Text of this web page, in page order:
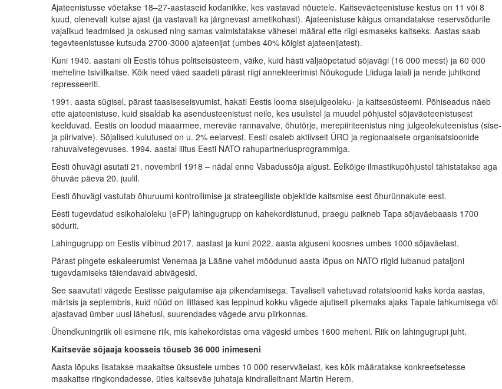
Ajateenistusse võetakse 18–27-aastaseid kodanikke, kes vastavad nõuetele. Kaitseväeteenistuse kestus on 11 või 8
kuud, olenevalt kutse ajast (ja vastavalt ka järgnevast ametikohast). Ajateenistuse käigus omandatakse reservsõdurile
vajalikud teadmised ja oskused ning samas valmistatakse vähesel määral ette riigi esmaseks kaitseks. Aastas saab
tegevteenistusse kutsuda 2700-3000 ajateenijat (umbes 40% kõigist ajateenijatest).
Kuni 1940. aastani oli Eestis tõhus politseisüsteem, väike, kuid hästi väljaõpetatud sõjavägi (16 000 meest) ja 60 000
meheline tsiviilkaitse. Kõik need väed saadeti pärast riigi annekteerimist Nõukogude Liiduga laiali ja nende juhtkond
represseeriti.
1991. aasta sügisel, pärast taasiseseisvumist, hakati Eestis looma sisejulgeoleku- ja kaitsesüsteemi. Põhiseadus näeb
ette ajateenistuse, kuid sisaldab ka asendusteenistust neile, kes usulistel ja muudel põhjustel sõjaväeteenistusest
keelduvad. Eestis on loodud maaarmee, mereväe rannavalve, õhutõrje, merepiiriteenistus ning julgeolekuteenistus (sise-
ja piirivalve). Sõjalised kulutused on u. 2% eelarvest. Eesti osaleb aktiivselt ÜRO ja regionaalsete organisatsioonide
rahuvalvetegevuses. 1994. aastal liitus Eesti NATO rahupartnerlusprogrammiga.
Eesti õhuvägi asutati 21. novembril 1918 – nädal enne Vabadussõja algust. Eelkõige ilmastikupõhjustel tähistatakse aga
õhuväe päeva 20. juulil.
Eesti õhuvägi vastutab õhuruumi kontrollimise ja strateegiliste objektide kaitsmise eest õhurünnakute eest.
Eesti tugevdatud esikohaloleku (eFP) lahingugrupp on kahekordistunud, praegu paikneb Tapa sõjaväebaasis 1700
sõdurit.
Lahingugrupp on Eestis viibinud 2017. aastast ja kuni 2022. aasta alguseni koosnes umbes 1000 sõjaväelast.
Pärast pingete eskaleerumist Venemaa ja Lääne vahel möödunud aasta lõpus on NATO riigid lubanud pataljoni
tugevdamiseks täiendavaid abivägesid.
See saavutati vägede Eestisse paigutamise aja pikendamisega. Tavaliselt vahetuvad rotatsioonid kaks korda aastas,
märtsis ja septembris, kuid nüüd on liitlased kas leppinud kokku vägede ajutiselt pikemaks ajaks Tapale lahkumisega või
ajastavad ümber uusi lähetusi, suurendades vägede arvu piirkonnas.
Ühendkuningriik oli esimene riik, mis kahekordistas oma vägesid umbes 1600 meheni. Riik on lahingugrupi juht.
Kaitseväe sõjaaja koosseis tõuseb 36 000 inimeseni
Aasta lõpuks lisatakse maakaitse üksustele umbes 10 000 reservväelast, kes kõik määratakse konkreetsetesse
maakaitse ringkondadesse, ütles kaitseväe juhataja kindralleitnant Martin Herem.